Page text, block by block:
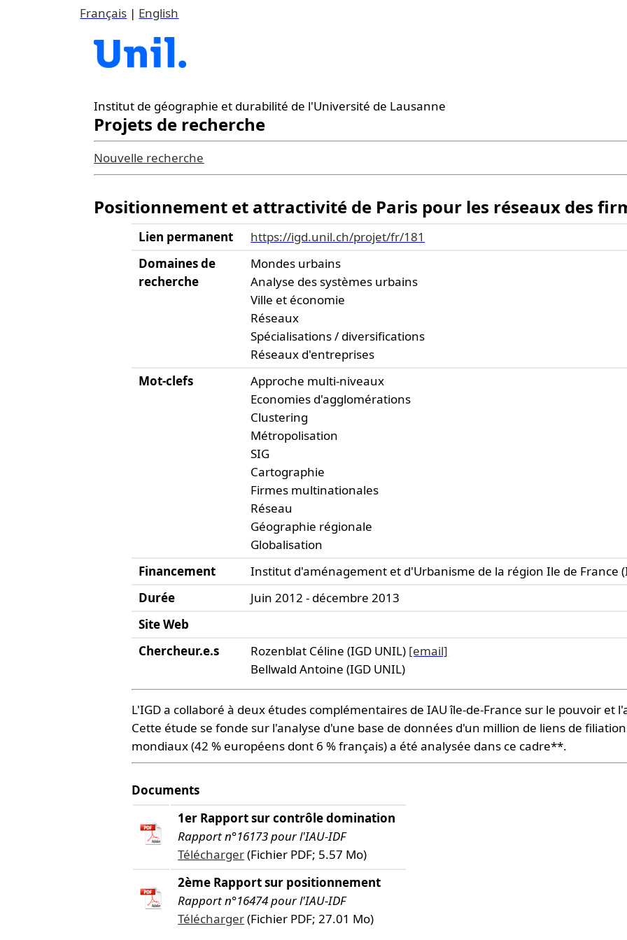
Français | English
Institut de géographie et durabilité de l'Université de Lausanne
Projets de recherche
Nouvelle recherche
Positionnement et attractivité de Paris pour les réseaux des
Lien permanent
https://igd.unil.ch/projet/fr/181
Domaines de
recherche
Mondes urbains
Analyse des systèmes urbains
Ville et économie
Réseaux
Spécialisations / diversifications
Réseaux d'entreprises
Mot-clefs
Approche multi-niveaux
Economies d'agglomérations
Clustering
Métropolisation
SIG
Cartographie
Firmes multinationales
Réseau
Géographie régionale
Globalisation
Financement
Institut d'aménagement et d'Urbanisme de la région Ile de France
Durée
Juin 2012 - décembre 2013
Site Web
Chercheur.e.s
Rozenblat Céline (IGD UNIL) [email]
Bellwald Antoine (IGD UNIL)
L'IGD a collaboré à deux études complémentaires de IAU île-de-France sur le pouvoir et
Cette étude se fonde sur l'analyse d'une base de données d'un million de liens de
mondiaux (42 % européens dont 6 % français) a été analysée dans ce cadre**.
Documents
1er Rapport sur contrôle domination
Rapport n°16173 pour l'IAU-IDF
Télécharger(Fichier PDF; 5.57 Mo)
2ème Rapport sur positionnement
Rapport n°16474 pour l'IAU-IDF
Télécharger(Fichier PDF; 27.01 Mo)